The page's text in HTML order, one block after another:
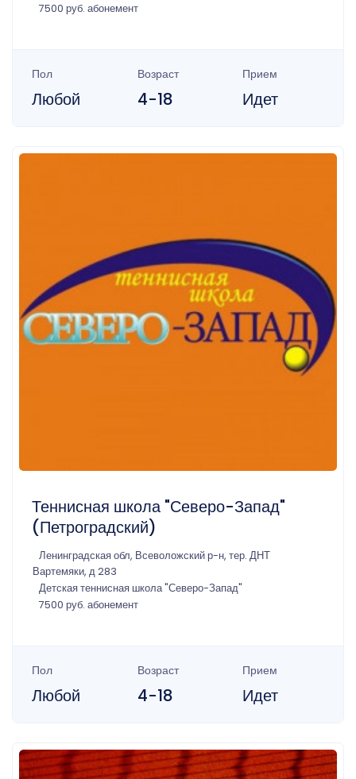
7500 руб. абонемент
Пол
Любой
Возраст
4-18
Прием
Идет
Теннисная школа "Северо-Запад"
(Петроградский)
Ленинградская обл, Всеволожский р-н, тер. ДНТ
Вартемяки, д 283
Детская теннисная школа "Северо-Запад"
7500 руб. абонемент
Пол
Любой
Возраст
4-18
Прием
Идет